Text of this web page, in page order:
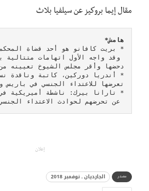
مقال إيما بروكيز عن سيلفيا بلاث
هامش*
* تارانا بيرك: ناشطة أميريكية
عن تحرضهم لحوادث الاعتداء
إعلان
مصدر الجارديان ـ نوفمبر 2018